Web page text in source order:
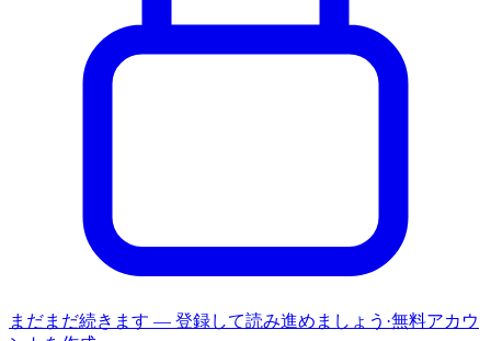
まだまだ続きます — 登録して読み進めましょう ·無料アカウ